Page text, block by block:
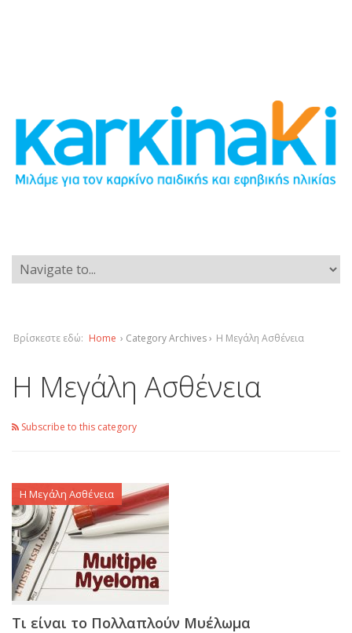
Βρίσκεστε εδώ: Home › Category Archives › Η Μεγάλη Ασθένεια
Η Μεγάλη Ασθένεια
Subscribe to this category
Η Μεγάλη Ασθένεια
Τι είναι το Πολλαπλούν Μυέλωμα